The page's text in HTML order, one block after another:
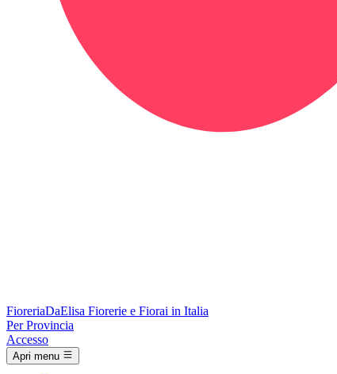
FioreriaDaElisa Fiorerie e Fiorai in Italia
Per Provincia
Accesso
Apri menu